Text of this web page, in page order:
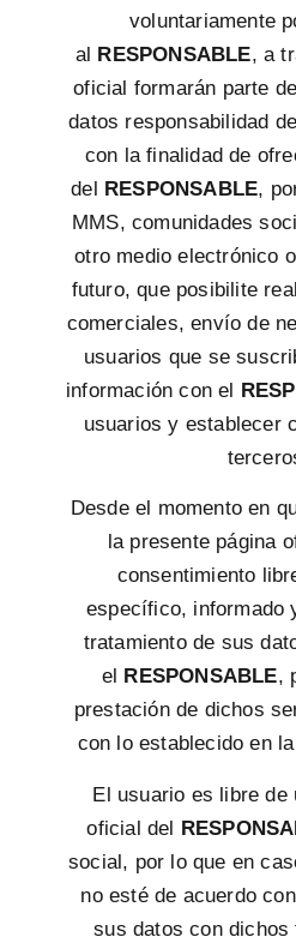
voluntariamente
al RESPONSABLE, a
oficial formarán parte
datos responsabilidad
con la finalidad de
del RESPONSABLE,
MMS, comunidades
otro medio electrónico
futuro, que posibilite
comerciales, envío de
usuarios que se
información con el
usuarios y establecer
Desde el momento en
la presente página
consentimiento
específico, informado
tratamiento de sus
el
RESPONSABLE,
prestación de dichos
con lo establecido en
El usuario es libre de
oficial del
social, por lo que en
no esté de acuerdo
sus datos con dichos